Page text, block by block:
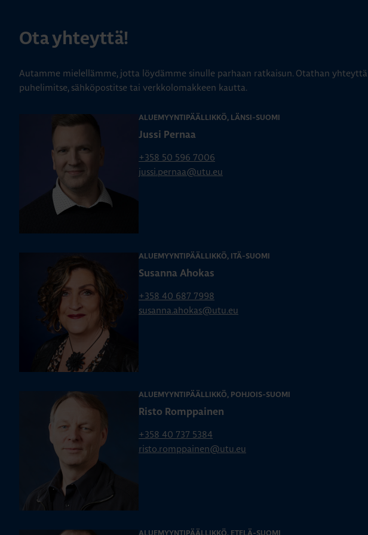
Ota yhteyttä!
Autamme mielellämme, jotta löydämme sinulle parhaan ratkaisun. Otathan yhteyttä
puhelimitse, sähköpostitse tai verkkolomakkeen kautta.
ALUEMYYNTIPÄÄLLIKKÖ, LÄNSI-SUOMI
Jussi Pernaa
+358 50 596 7006
jussi.pernaa@utu.eu
ALUEMYYNTIPÄÄLLIKKÖ, ITÄ-SUOMI
Susanna Ahokas
+358 40 687 7998
susanna.ahokas@utu.eu
ALUEMYYNTIPÄÄLLIKKÖ, POHJOIS-SUOMI
Risto Romppainen
+358 40 737 5384
risto.romppainen@utu.eu